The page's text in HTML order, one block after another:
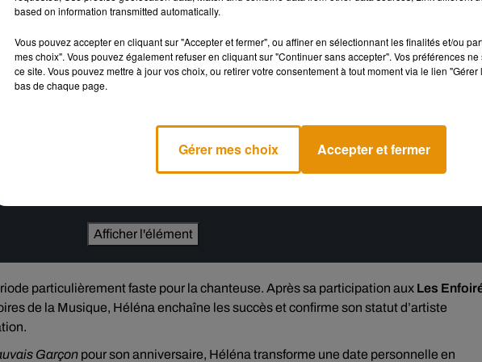
a annoncé sur ses réseaux sociaux la sortie d’une version orchestrale de
morceau est devenu son plus grand succès et un véritable hymne pour ses fans.
se parent de violons majestueux et d’une orchestration plus ample. Le
et émouvante, qui révèle une autre facette du titre. Là où la version originale
met en avant la puissance vocale et la sensibilité d’Héléna.
du refus du dépôt de cookies que vous avez exprimé. Si vous souhaitez l'afficher,
donner votre accord en cliquant sur le bouton ci-dessous.
Afficher l'élément
particulièrement faste pour la chanteuse. Après sa participation aux Les
de la Musique, Héléna enchaîne les succès et confirme son statut d’artiste
Garçon pour son anniversaire, Héléna transforme une date personnelle en
based on information transmitted automatically.
Vous pouvez accepter en cliquant sur "Accepter et fermer", ou affiner en sélectionnant les finalités et/ou
mes choix". Vous pouvez également refuser en cliquant sur "Continuer sans accepter". Vos préférences
ce site. Vous pouvez mettre à jour vos choix, ou retirer votre consentement à tout moment via le lien
bas de chaque page.
Gérer mes choix Accepter et fermer